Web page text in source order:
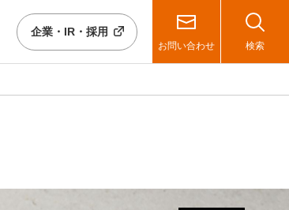
企業・IR・採用
お問い合わせ 検索